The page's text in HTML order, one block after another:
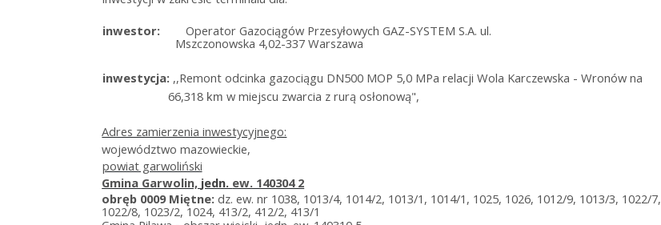
inwestor:Operator Gazociągów Przesyłowych GAZ-SYSTEM S.A. ul.
Mszczonowska 4,02-337 Warszawa
inwestycja: ,,Remont odcinka gazociągu DN500 MOP 5,0 MPa relacji Wola Karczewska - Wronów na
66,318 km w miejscu zwarcia z rurą osłonową",
Adres zamierzenia inwestycyjnego:
województwo mazowieckie,
powiat garwoliński
Gmina Garwolin, jedn. ew. 140304 2
obręb 0009 Miętne:dz. ew. nr 1038, 1013/4, 1014/2, 1013/1, 1014/1, 1025, 1026, 1012/9, 1013/3, 1022/7,
1022/8, 1023/2, 1024, 413/2, 412/2, 413/1